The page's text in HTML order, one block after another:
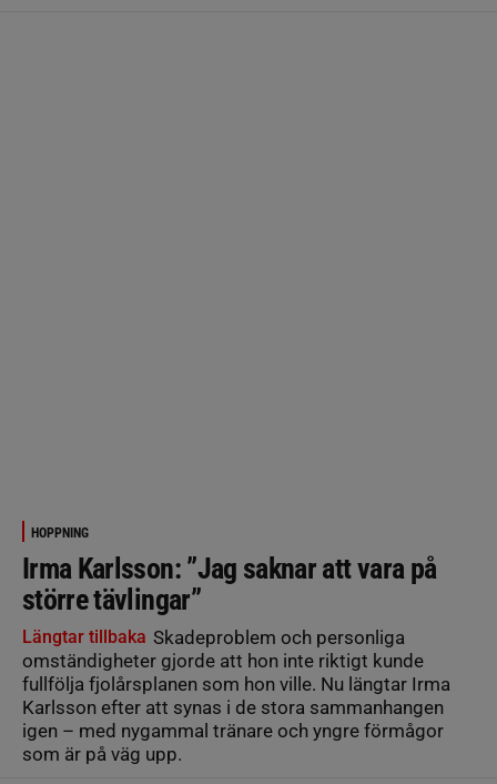
HOPPNING
Irma Karlsson: ”Jag saknar att vara på
större tävlingar”
Längtar tillbaka Skadeproblem och personliga
omständigheter gjorde att hon inte riktigt kunde
fullfölja fjolårsplanen som hon ville. Nu längtar Irma
Karlsson efter att synas i de stora sammanhangen
igen – med nygammal tränare och yngre förmågor
som är på väg upp.